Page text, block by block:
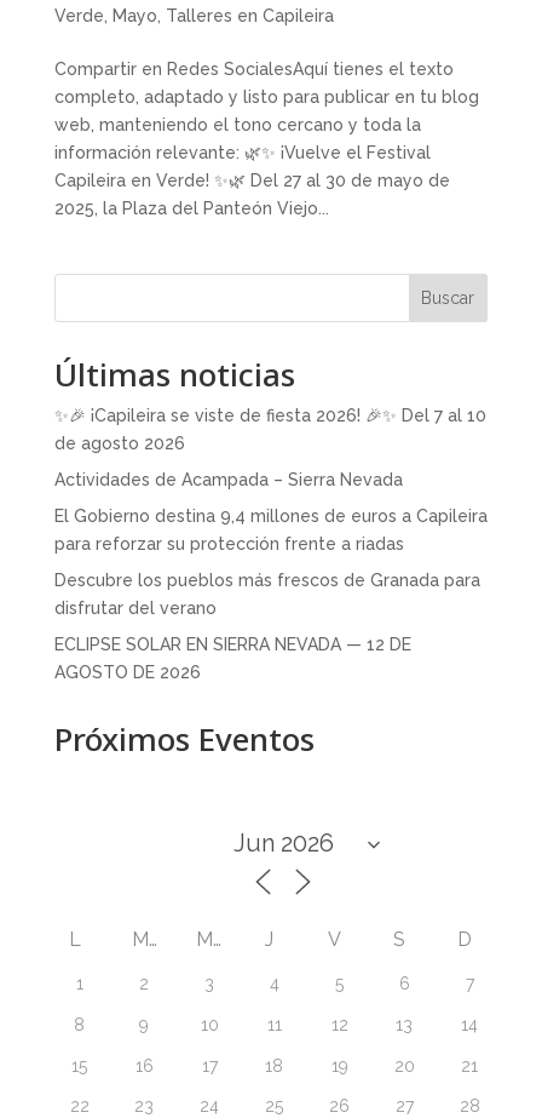
Verde, Mayo, Talleres en Capileira
Compartir en Redes SocialesAquí tienes el texto
completo, adaptado y listo para publicar en tu blog
web, manteniendo el tono cercano y toda la
información relevante: 🌿✨ ¡Vuelve el Festival
Capileira en Verde! ✨🌿 Del 27 al 30 de mayo de
2025, la Plaza del Panteón Viejo...
Buscar
Últimas noticias
✨🎉 ¡Capileira se viste de fiesta 2026! 🎉✨ Del 7 al 10
de agosto 2026
Actividades de Acampada – Sierra Nevada
El Gobierno destina 9,4 millones de euros a Capileira
para reforzar su protección frente a riadas
Descubre los pueblos más frescos de Granada para
disfrutar del verano
ECLIPSE SOLAR EN SIERRA NEVADA — 12 DE
AGOSTO DE 2026
Próximos Eventos
L M M J V S D
1 2 3 4 5 6 7
8 9 10 11 12 13 14
15 16 17 18 19 20 21
22 23 24 25 26 27 28